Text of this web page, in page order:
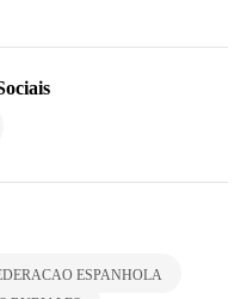
ESPANHOLA